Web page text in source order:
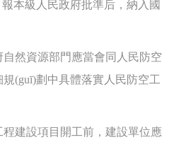
，報本級人民政府批準后，納入國
然資源部門應當會同人民防空
(guī)劃中具體落實人民防空工
設項目開工前，建設單位應